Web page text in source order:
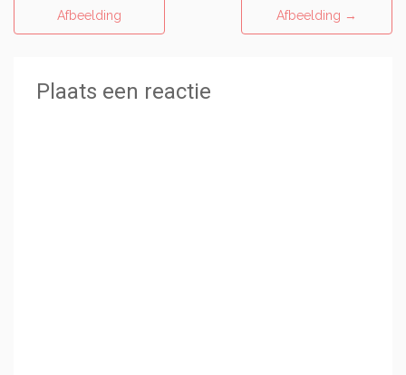
Afbeelding
Afbeelding →
Plaats een reactie